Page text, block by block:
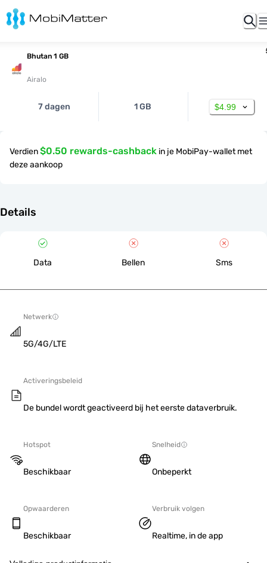
Bhutan 1 GB
Airalo
7 dagen 1 GB $4.99
Verdien$0.50 rewards-cashback in je MobiPay-wallet met
deze aankoop
Details
Data Bellen Sms
Netwerk
5G/4G/LTE
Activeringsbeleid
De bundel wordt geactiveerd bij het eerste dataverbruik.
Hotspot
Beschikbaar
Snelheid
Onbeperkt
Opwaarderen
Beschikbaar
Verbruik volgen
Realtime, in de app